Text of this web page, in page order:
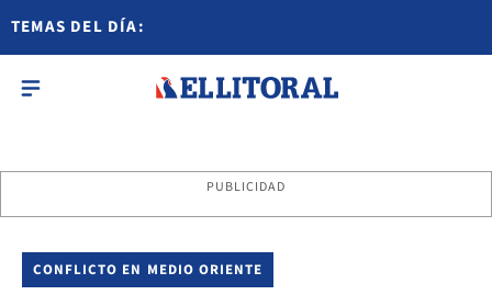
TEMAS DEL DÍA:
PUBLICIDAD
CONFLICTO EN MEDIO ORIENTE